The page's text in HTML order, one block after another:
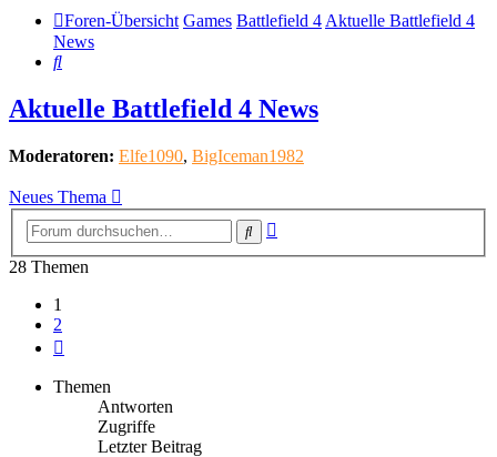
Foren-Übersicht Games Battlefield 4Aktuelle Battlefield 4
News
Suche
Aktuelle Battlefield 4 News
Moderatoren: Elfe1090, BigIceman1982
Neues Thema
Suche
28 Themen
1
2
Themen
Antworten
Zugriffe
Letzter Beitrag